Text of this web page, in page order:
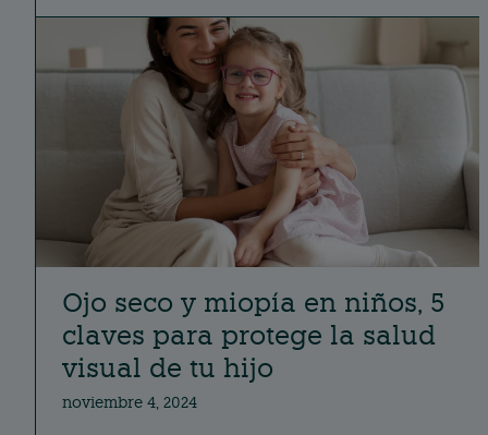
Ojo seco y miopía en niños, 5
claves para protege la salud
visual de tu hijo
noviembre 4, 2024